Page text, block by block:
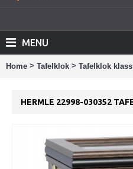
MENU
Home > Tafelklok > Tafelklok
HERMLE 22998-030352